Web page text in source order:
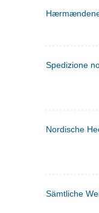
Hærmændene
Spedizione
Nordische
Sämtliche